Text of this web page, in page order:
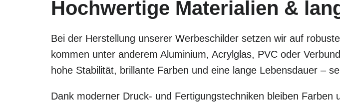
Hochwertige Materialien &
Bei der Herstellung unserer Werbeschilder setzen wir auf
kommen unter anderem Aluminium, Acrylglas, PVC oder
hohe Stabilität, brillante Farben und eine lange Lebensdauer –
Dank moderner Druck- und Fertigungstechniken bleiben